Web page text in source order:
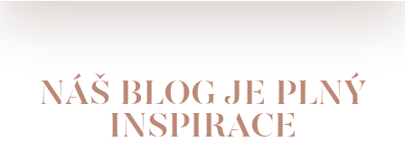
NÁŠ BLOG JE PLNÝ
INSPIRACE